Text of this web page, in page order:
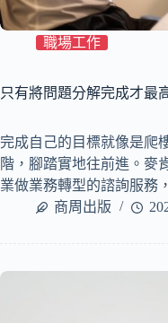
職場工作
只有將問題分解完成才最
完成自己的目標就像是爬
階，腳踏實地往前進。麥
業做業務轉型的諮詢服務
商周出版